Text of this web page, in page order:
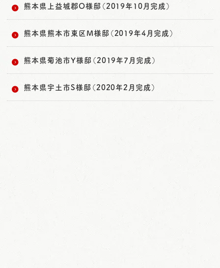
熊本県上益城郡O様邸（2019年10月完成）
熊本県熊本市東区M様邸（2019年4月完成）
熊本県菊池市Y様邸（2019年7月完成）
熊本県宇土市S様邸（2020年2月完成）